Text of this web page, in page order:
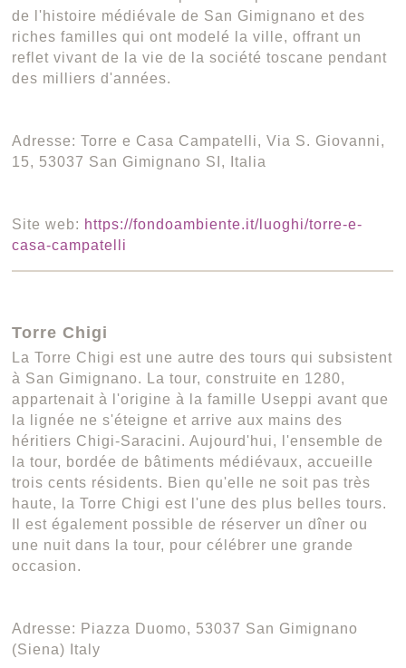
de l'histoire médiévale de San Gimignano et des
riches familles qui ont modelé la ville, offrant un
reflet vivant de la vie de la société toscane pendant
des milliers d'années.
Adresse: Torre e Casa Campatelli, Via S. Giovanni,
15, 53037 San Gimignano SI, Italia
Site web: https://fondoambiente.it/luoghi/torre-e-
casa-campatelli
Torre Chigi
La Torre Chigi est une autre des tours qui subsistent
à San Gimignano. La tour, construite en 1280,
appartenait à l'origine à la famille Useppi avant que
la lignée ne s'éteigne et arrive aux mains des
héritiers Chigi-Saracini. Aujourd'hui, l'ensemble de
la tour, bordée de bâtiments médiévaux, accueille
trois cents résidents. Bien qu'elle ne soit pas très
haute, la Torre Chigi est l'une des plus belles tours.
Il est également possible de réserver un dîner ou
une nuit dans la tour, pour célébrer une grande
occasion.
Adresse: Piazza Duomo, 53037 San Gimignano
(Siena) Italy